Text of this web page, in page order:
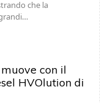
che la
con il
HVOlution di